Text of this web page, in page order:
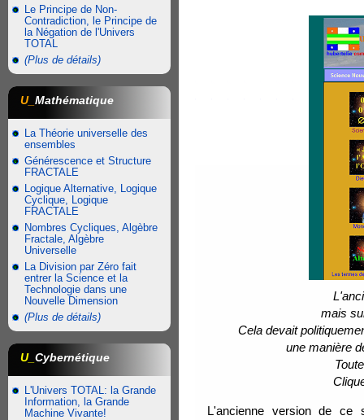
Le Principe de Non-
Contradiction, le Principe de
la Négation de l'Univers
TOTAL
(Plus de détails)
U_ Mathématique
La Théorie universelle des
ensembles
Générescence et Structure
FRACTALE
Logique Alternative, Logique
Cyclique, Logique
FRACTALE
Nombres Cycliques, Algèbre
Fractale, Algèbre
Universelle
La Division par Zéro fait
entrer la Science et la
Technologie dans une
Nouvelle Dimension
(Plus de détails)
U_ Cybernétique
L'Univers TOTAL: la Grande
Information, la Grande
Machine Vivante!
mais
Cela devait
une manière
L'ancienne version de ce